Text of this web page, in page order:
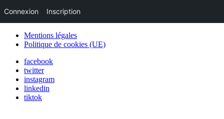
Mentions légales
Politique de cookies (UE)
facebook
twitter
instagram
linkedin
tiktok
Connexion Inscription